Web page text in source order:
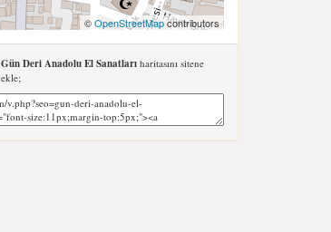
©OpenStreetMapcontributors
Gün Deri Anadolu El Sanatlarıharitasını sitene
ekle;